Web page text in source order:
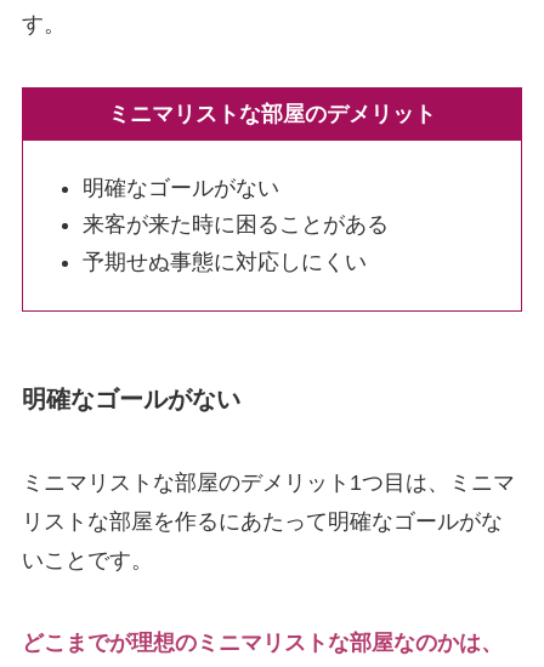
す。
ミニマリストな部屋のデメリット
明確なゴールがない
来客が来た時に困ることがある
予期せぬ事態に対応しにくい
明確なゴールがない
ミニマリストな部屋のデメリット1つ目は、ミニマ
リストな部屋を作るにあたって明確なゴールがな
いことです。
どこまでが理想のミニマリストな部屋なのかは、